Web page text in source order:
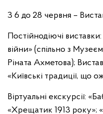
З 6 до 28 червня –
Постійнодіючі
війни» (спільно з
Ріната Ахметова);
«Київські традиції, що
Віртуальні екскурсії:
«Хрещатик 1913 року»;